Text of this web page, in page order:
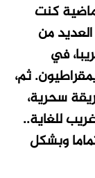
كنت
من
في
ثم،
سحرية،
للغاية..
وبشكل